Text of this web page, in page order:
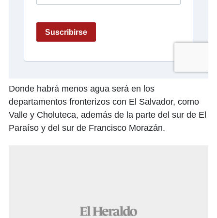
Donde habrá menos agua será en los
departamentos fronterizos con El Salvador, como
Valle y Choluteca, además de la parte del sur de El
Paraíso y del sur de Francisco Morazán.